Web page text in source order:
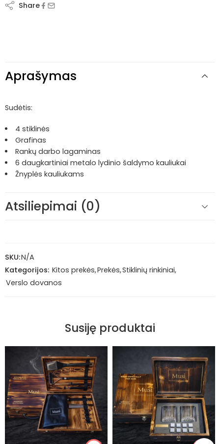
Share
Aprašymas
Sudėtis:
4 stiklinės
Grafinas
Rankų darbo lagaminas
6 daugkartiniai metalo lydinio šaldymo kauliukai
Žnyplės kauliukams
Atsiliepimai (0)
SKU:N/A
Kategorijos: Kitos prekės,Prekės,Stiklinių rinkiniai,
Verslo dovanos
Susiję produktai
Taip
Ne
Taip
Ne